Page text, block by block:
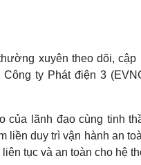
xuyên theo dõi,
ty Phát điện 3
của lãnh đạo cùng tinh
liền duy trì vận hành an
tục và an toàn cho hệ